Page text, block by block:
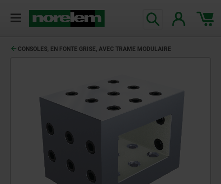
CONSOLES, EN FONTE GRISE, AVEC TRAME MODULAIRE